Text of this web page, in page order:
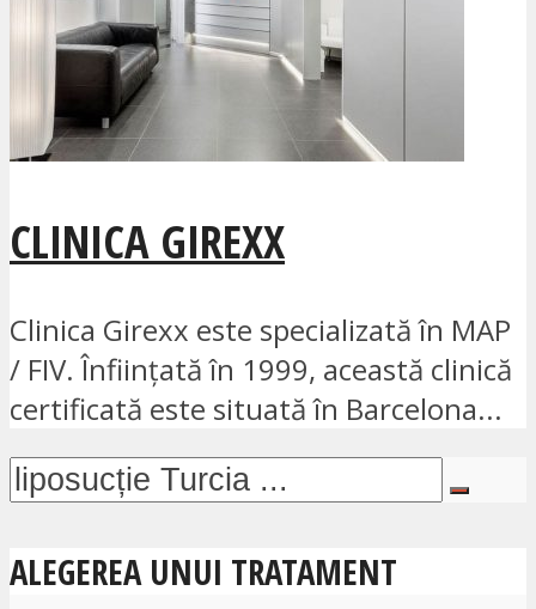
CLINICA GIREXX
Clinica Girexx este specializată în MAP
/ FIV. Înființată în 1999, această clinică
certificată este situată în Barcelona...
ALEGEREA UNUI TRATAMENT